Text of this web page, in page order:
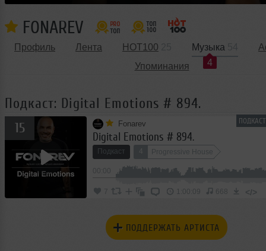
FONAREV
Профиль Лента HOT100
Музыка
4
Упоминания
Подкаст: Digital Emotions # 894.
15 Fonarev
Digital Emotions # 894.
Подкаст Progressive House
7 1:00:09 668 </>
ПОДДЕРЖАТЬ АРТИСТА